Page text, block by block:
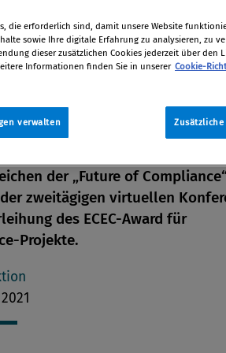
Digitalisierung, Globalisierung:
der „Future of
zweitägigen virtuellen
des ECEC-Award für
Projekte.
die erforderlich sind, damit unsere Website
sowie Ihre digitale Erfahrung zu analysieren, zu
dieser zusätzlichen Cookies jederzeit über den
Informationen finden Sie in unserer Cookie-
verwalten